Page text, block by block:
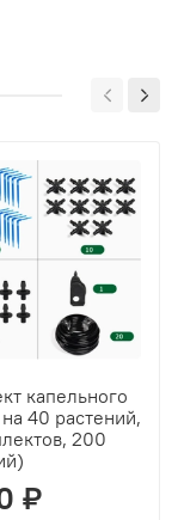
капельного
40 растений,
200
₽